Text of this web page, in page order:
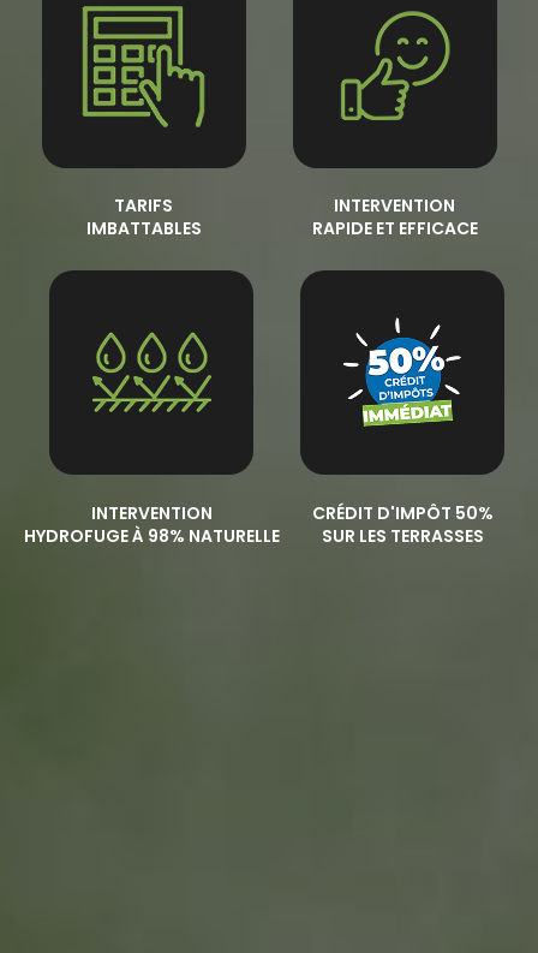
TARIFS
IMBATTABLES
INTERVENTION
RAPIDE ET EFFICACE
INTERVENTION
HYDROFUGE À 98% NATURELLE
CRÉDIT D'IMPÔT 50%
SUR LES TERRASSES